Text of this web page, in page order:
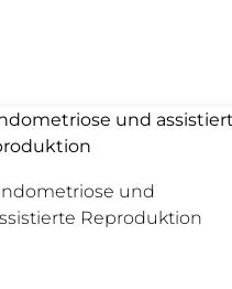
und
Reproduktion